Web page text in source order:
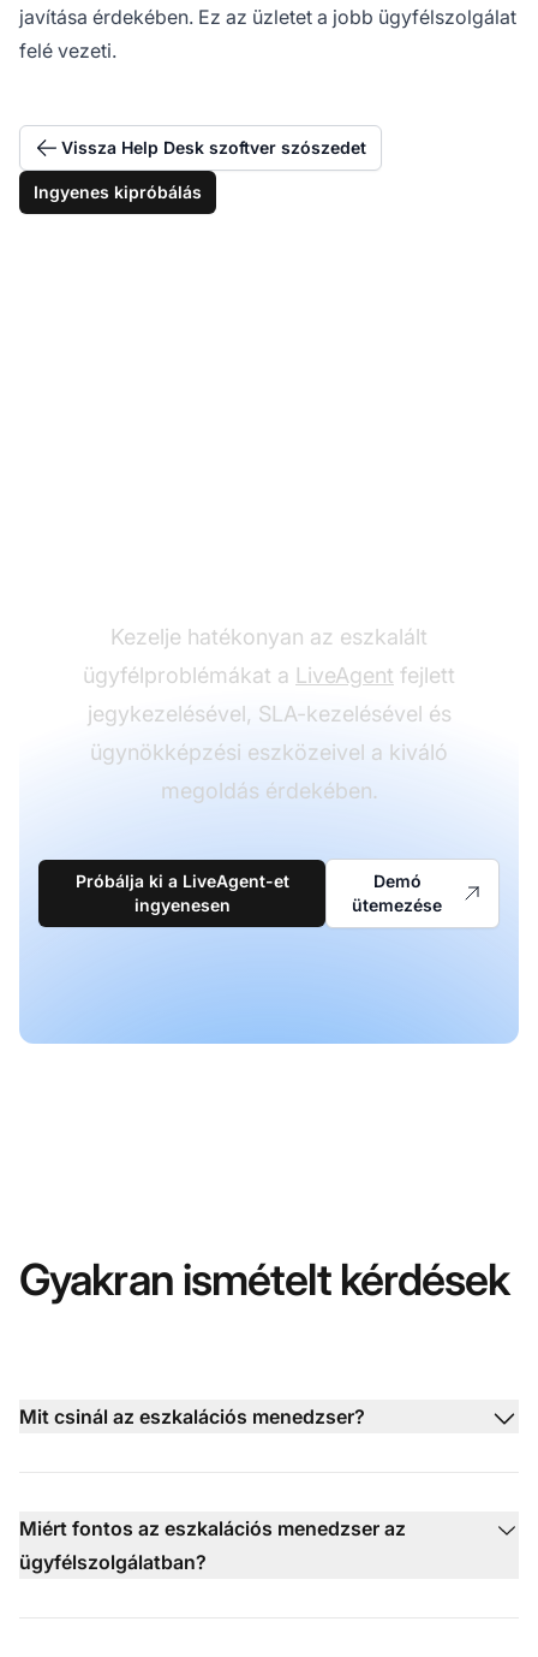
javítása érdekében. Ez az üzletet a jobb ügyfélszolgálat
felé vezeti.
Vissza Help Desk szoftver szószedet
Ingyenes kipróbálás
Kezelje hatékonyan az eszkalált
ügyfélproblémákat a LiveAgent fejlett
jegykezelésével, SLA-kezelésével és
ügynökképzési eszközeivel a kiváló
megoldás érdekében.
Próbálja ki a LiveAgent-et
ingyenesen
Demó
ütemezése
Gyakran ismételt kérdések
Mit csinál az eszkalációs menedzser?
Miért fontos az eszkalációs menedzser az
ügyfélszolgálatban?